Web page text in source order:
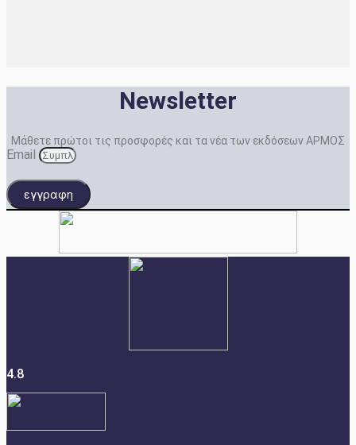
Newsletter
Μάθετε πρώτοι τις προσφορές και τα νέα των εκδόσεων ΑΡΜΟΣ
Email
εγγραφη
4.8